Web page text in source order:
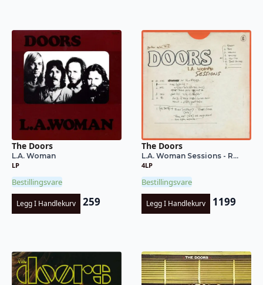
The Doors
L.A. Woman
LP
Bestillingsvare
Legg I Handlekurv 259
The Doors
L.A. Woman Sessions - R...
4LP
Bestillingsvare
Legg I Handlekurv 1199